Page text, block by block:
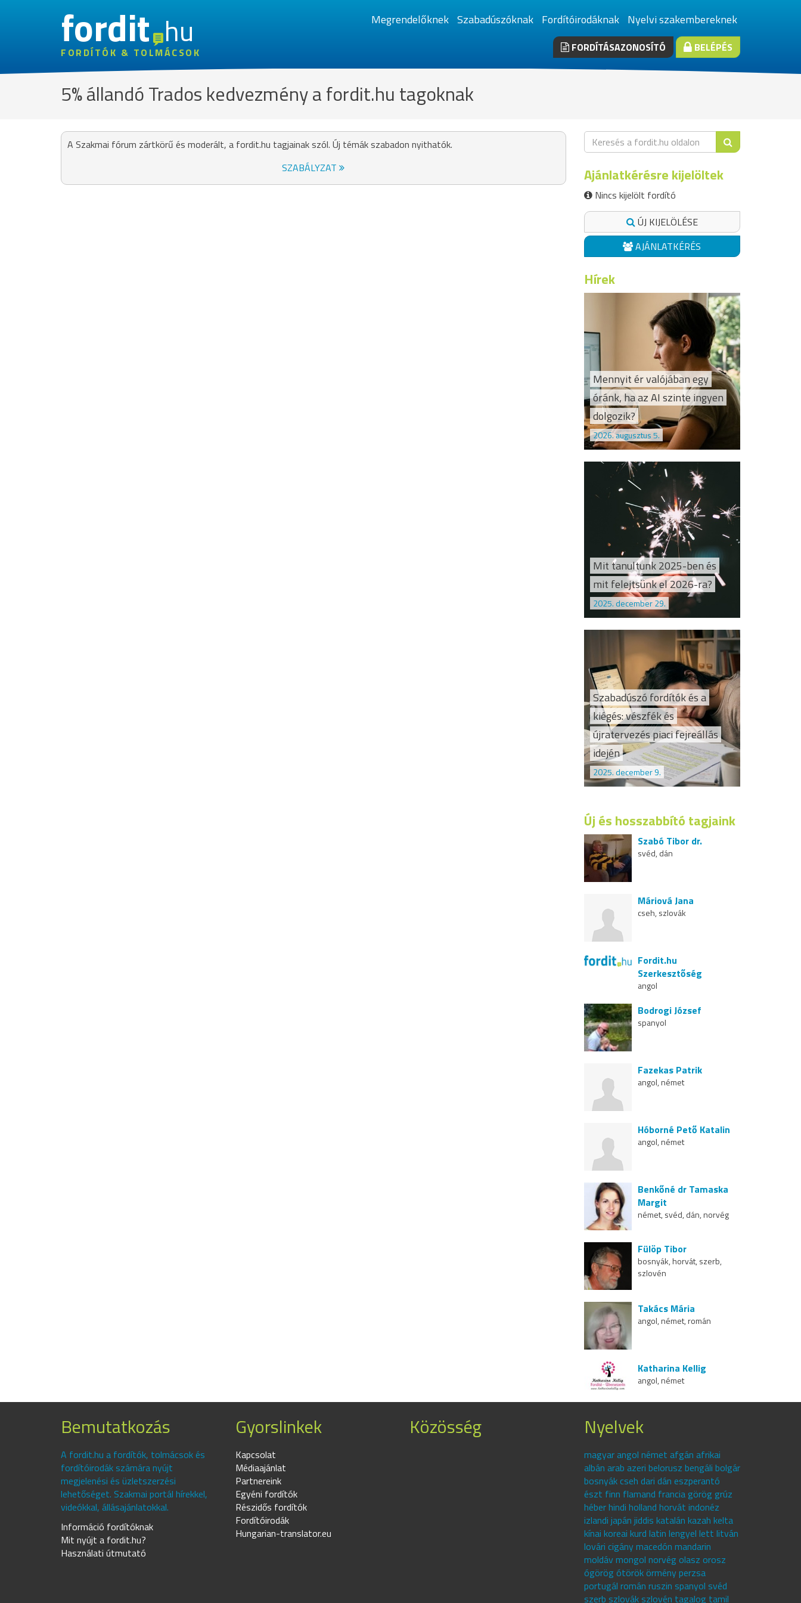
fordithu
FORDÍTÓK & TOLMÁCSOK
Megrendelőknek Szabadúszóknak Fordítóirodáknak Nyelvi szakembereknek
FORDÍTÁSAZONOSÍTÓ BELÉPÉS
5% állandó Trados kedvezmény a fordit.hu tagoknak
A Szakmai fórum zártkörű és moderált, a fordit.hu tagjainak szól. Új témák szabadon nyithatók.
SZABÁLYZAT
Ajánlatkérésre kijelöltek
Nincs kijelölt fordító
ÚJ KIJELÖLÉSE
AJÁNLATKÉRÉS
Hírek
Mennyit ér valójában egy
óránk, ha az AI szinte ingyen
dolgozik?
2026. augusztus 5.
Mit tanultunk 2025-ben és
mit felejtsünk el 2026-ra?
2025. december 29.
Szabadúszó fordítók és a
kiégés: vészfék és
újratervezés piaci fejreállás
idején
2025. december 9.
Új és hosszabbító tagjaink
Szabó Tibor dr.
svéd, dán
Máriová Jana
cseh, szlovák
Fordit.hu
Szerkesztőség
angol
Bodrogi József
spanyol
Fazekas Patrik
angol, német
Hóborné Pető Katalin
angol, német
Benkőné dr Tamaska
Margit
német, svéd, dán, norvég
Fülöp Tibor
bosnyák, horvát, szerb,
szlovén
Takács Mária
angol, német, román
Katharina Kellig
angol, német
Bemutatkozás
A fordit.hu a fordítók, tolmácsok és
fordítóirodák számára nyújt
megjelenési és üzletszerzési
lehetőséget. Szakmai portál hírekkel,
videókkal, állásajánlatokkal.
Információ fordítóknak
Mit nyújt a fordit.hu?
Használati útmutató
Gyorslinkek
Kapcsolat
Médiaajánlat
Partnereink
Egyéni fordítók
Részidős fordítók
Fordítóirodák
Hungarian-translator.eu
Közösség Nyelvek
magyar angol német afgán afrikai
albán arab azeri belorusz bengáli bolgár
bosnyák cseh dari dán eszperantó
észt finn flamand francia görög grúz
héber hindi holland horvát indonéz
izlandi japán jiddis katalán kazah kelta
kínai koreai kurd latin lengyel lett litván
lovári cigány macedón mandarin
moldáv mongol norvég olasz orosz
ógörög ótörök örmény perzsa
portugál román ruszin spanyol svéd
szerb szlovák szlovén tagalog tamil